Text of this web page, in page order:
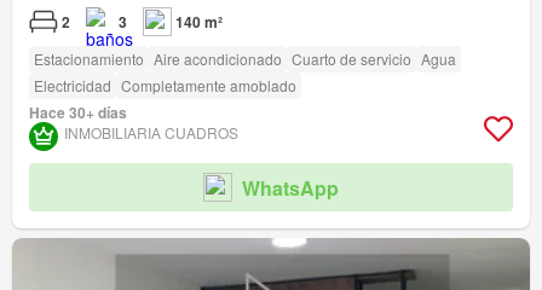
2 3 140 m²
Estacionamiento Aire acondicionado Cuarto de servicio Agua
Electricidad Completamente amoblado
Hace 30+ días
INMOBILIARIA CUADROS
WhatsApp